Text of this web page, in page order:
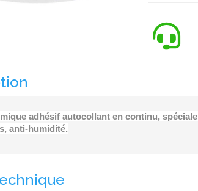
adhésif autocollant en continu,
anti-humidité.